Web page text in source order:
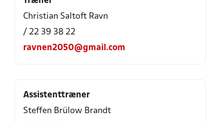
Christian Saltoft Ravn
/ 22 39 38 22
ravnen2050@gmail.com
Assistenttræner
Steffen Brülow Brandt